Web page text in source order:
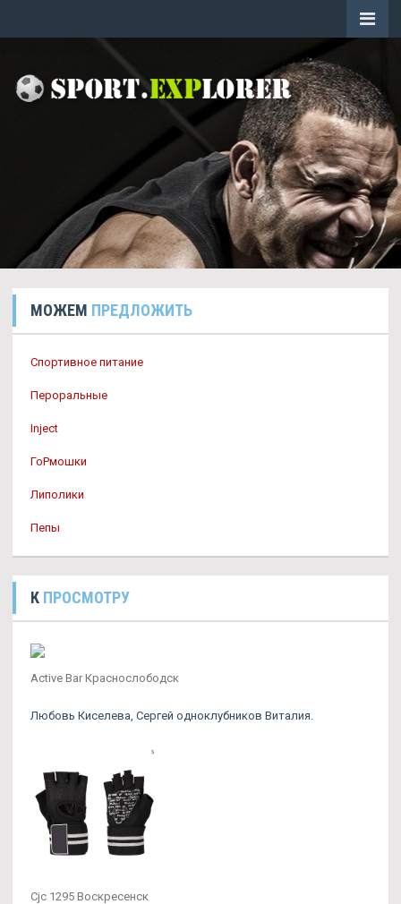
МОЖЕМ ПРЕДЛОЖИТЬ
Спортивное питание
Пероральные
Inject
ГоРмошки
Липолики
Пепы
К ПРОСМОТРУ
Active Bar Краснослободск
Любовь Киселева, Сергей одноклубников Виталия.
Cjc 1295 Воскресенск